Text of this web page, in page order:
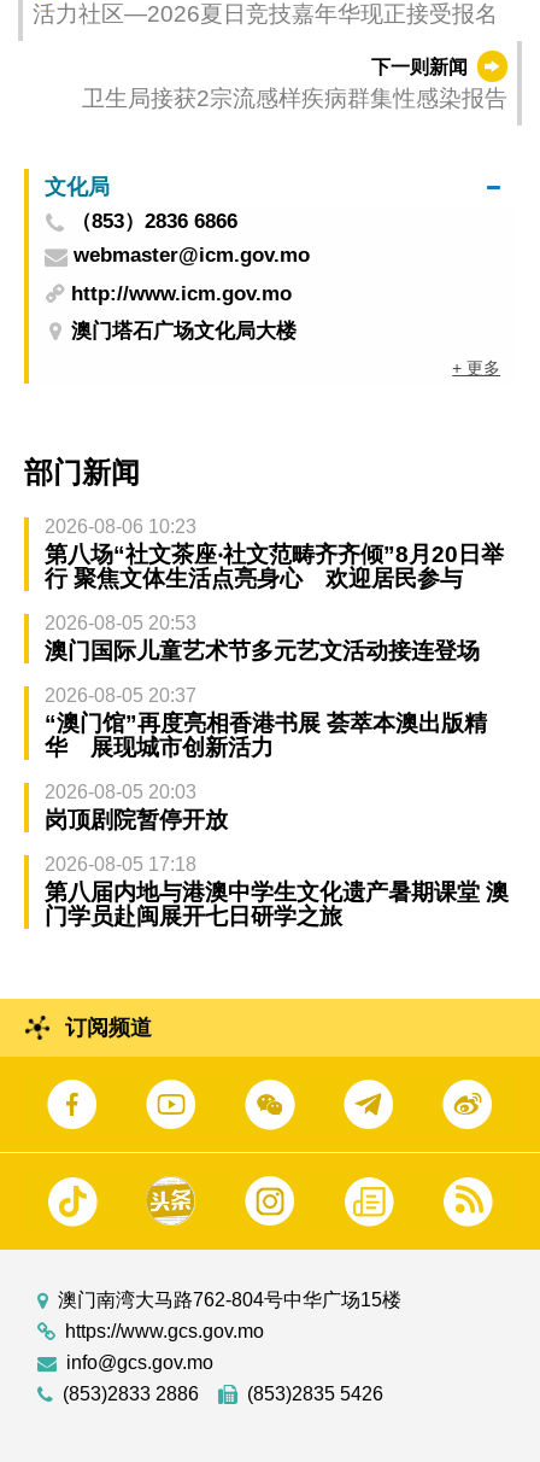
活力社区—2026夏日竞技嘉年华现正接受报名
下一则新闻
卫生局接获2宗流感样疾病群集性感染报告
文化局
（853）2836 6866
webmaster@icm.gov.mo
http://www.icm.gov.mo
澳门塔石广场文化局大楼
+ 更多
部门新闻
2026-08-06 10:23
第八场“社文茶座‧社文范畴齐齐倾”8月20日举
行 聚焦文体生活点亮身心 欢迎居民参与
2026-08-05 20:53
澳门国际儿童艺术节多元艺文活动接连登场
2026-08-05 20:37
“澳门馆”再度亮相香港书展 荟萃本澳出版精
华 展现城市创新活力
2026-08-05 20:03
岗顶剧院暂停开放
2026-08-05 17:18
第八届内地与港澳中学生文化遗产暑期课堂 澳
门学员赴闽展开七日研学之旅
订阅频道
澳门南湾大马路762-804号中华广场15楼
https://www.gcs.gov.mo
info@gcs.gov.mo
(853)2833 2886
(853)2835 5426